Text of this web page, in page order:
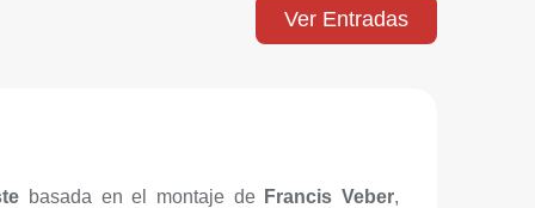
Ver Entradas
basada en el montaje de Francis Veber,